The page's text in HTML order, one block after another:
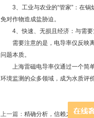
3、工业与农业的“管家”：在锅
免对作物造成盐胁迫。
4、快速、无损且经济：与需要
需要注意的是，电导率仅反映离
问题本质。
上海雷磁电导率仪通过一个简单
环境监测的众多领域，成为水质评
上一篇： 精确分析，信赖之选：上